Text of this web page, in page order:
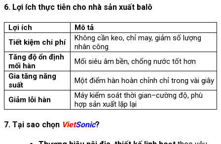
6. Lợi ích thực tiễn cho nhà sản xuất balô
Lợi ích
Mô tả
Tiết kiệm chi phí
Không cần keo, chỉ may, giảm số lượng
nhân công
Tăng độ ổn định
mối hàn
Mối siêu âm bền, chống nước tốt hơn
Gia tăng năng
suất
Một điểm hàn hoàn chỉnh chỉ trong vài giây
Giảm lỗi hàn
Máy kiểm soát thời gian–cường độ, phù
hợp sản xuất lặp lại
7. Tại sao chọn VietSonic?